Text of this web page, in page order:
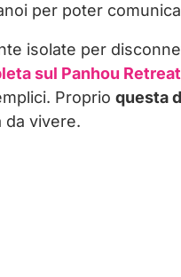
per poter
isolate per
sul Panhou Retreat
Proprio questa
da vivere.